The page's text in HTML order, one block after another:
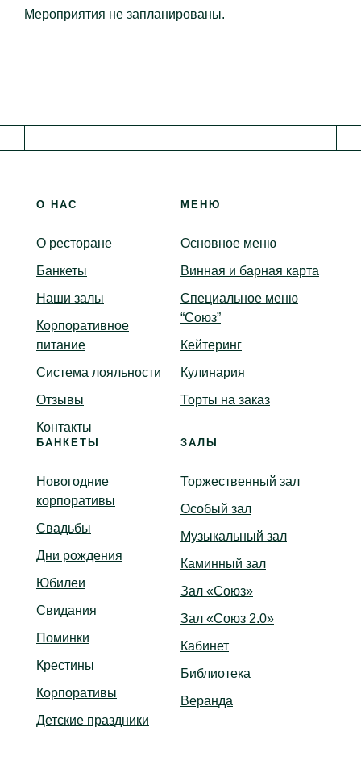
Банкеты
Наши залы
Корпоративное питание
Система лояльности
Отзывы
Основное меню
Винная и барная карта
Специальное меню “Союз”
Торты на заказ
БАНКЕТЫ
Новогодние корпоративы
Свадьбы
Дни рождения
Мероприятия не запланированы.
О НАС
О ресторане
Банкеты
Наши залы
Корпоративное
питание
Система лояльности
Отзывы
Контакты
МЕНЮ
Основное меню
Винная и барная карта
Специальное меню
“Союз”
Кейтеринг
Кулинария
Торты на заказ
БАНКЕТЫ
Новогодние
корпоративы
Свадьбы
Дни рождения
Юбилеи
Свидания
Поминки
Крестины
Корпоративы
Детские праздники
ЗАЛЫ
Торжественный зал
Особый зал
Музыкальный зал
Каминный зал
Зал «Союз»
Зал «Союз 2.0»
Кабинет
Библиотека
Веранда